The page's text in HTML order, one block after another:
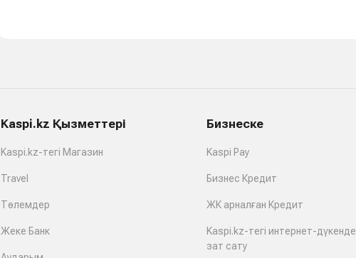
Kaspi.kz Қызметтері
Kaspi.kz-тегі Магазин
Travel
Төлемдер
Жеке Банк
Бизнеске
Kaspi Pay
Бизнес Кредит
ЖК арналған Кредит
Kaspi.kz-тегі интернет-дүкенде
зат сату